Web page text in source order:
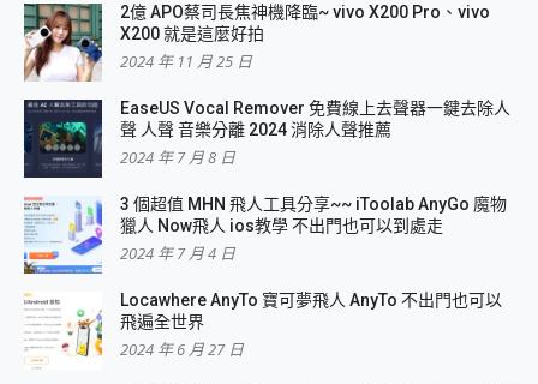
2億 APO蔡司長焦神機降臨~ vivo X200 Pro、vivo
X200 就是這麼好拍
2024 年 11 月 25 日
EaseUS Vocal Remover 免費線上去聲器一鍵去除人
聲 人聲 音樂分離 2024 消除人聲推薦
2024 年 7 月 8 日
3 個超值 MHN 飛人工具分享~~ iToolab AnyGo 魔物
獵人 Now飛人 ios教學 不出門也可以到處走
2024 年 7 月 4 日
Locawhere AnyTo 寶可夢飛人 AnyTo 不出門也可以
飛遍全世界
2024 年 6 月 27 日